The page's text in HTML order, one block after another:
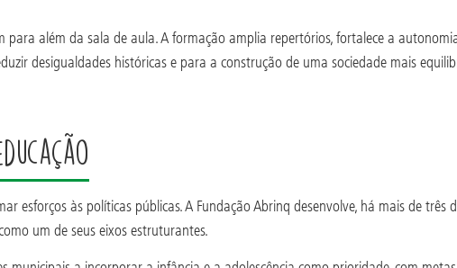
para além da sala de aula. A formação amplia repertórios, fortalece a
desigualdades históricas e para a construção de uma sociedade mais
esforços às políticas públicas. A Fundação Abrinq desenvolve, há mais de três
um de seus eixos estruturantes.